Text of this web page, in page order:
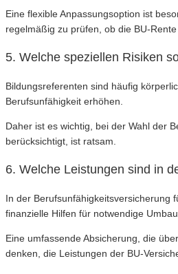
Eine flexible Anpassungsoption ist
regelmäßig zu prüfen, ob die BU-
5. Welche speziellen Risiken
Bildungsreferenten sind häufig
Berufsunfähigkeit erhöhen.
Daher ist es wichtig, bei der Wahl der
berücksichtigt, ist ratsam.
6. Welche Leistungen sind in
In der Berufsunfähigkeitsversicherung
finanzielle Hilfen für notwendige
Eine umfassende Absicherung, die
denken, die Leistungen der BU-